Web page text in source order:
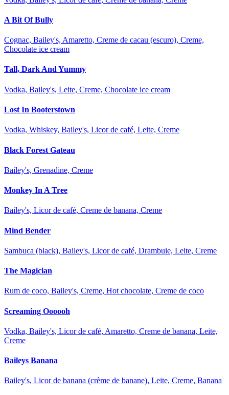
A Bit Of Bully
Cognac, Bailey's, Amaretto, Creme de cacau (escuro), Creme,
Chocolate ice cream
Tall, Dark And Yummy
Vodka, Bailey's, Leite, Creme, Chocolate ice cream
Lost In Booterstown
Vodka, Whiskey, Bailey's, Licor de café, Leite, Creme
Black Forest Gateau
Bailey's, Grenadine, Creme
Monkey In A Tree
Bailey's, Licor de café, Creme de banana, Creme
Mind Bender
Sambuca (black), Bailey's, Licor de café, Drambuie, Leite, Creme
The Magician
Rum de coco, Bailey's, Creme, Hot chocolate, Creme de coco
Screaming Oooooh
Vodka, Bailey's, Licor de café, Amaretto, Creme de banana, Leite,
Creme
Baileys Banana
Bailey's, Licor de banana (crème de banane), Leite, Creme, Banana